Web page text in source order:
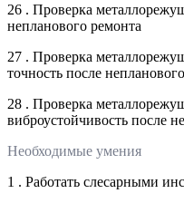
26 . Проверка
непланового ремонта
27 . Проверка
точность после
28 . Проверка
виброустойчивость после
Необходимые умения
1 . Работать слесарными